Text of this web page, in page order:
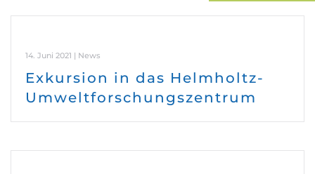
14. Juni 2021 | News
Exkursion in das Helmholtz-
Umweltforschungszentrum